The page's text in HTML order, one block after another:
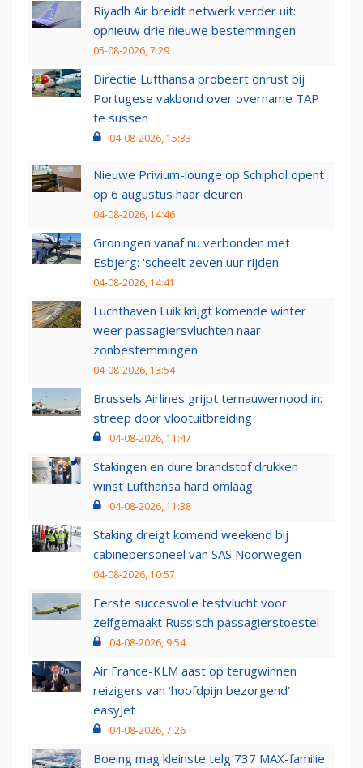
Riyadh Air breidt netwerk verder uit:
opnieuw drie nieuwe bestemmingen
05-08-2026, 7:29
Directie Lufthansa probeert onrust bij
Portugese vakbond over overname TAP
te sussen
04-08-2026, 15:33
Nieuwe Privium-lounge op Schiphol opent
op 6 augustus haar deuren
04-08-2026, 14:46
Groningen vanaf nu verbonden met
Esbjerg: 'scheelt zeven uur rijden'
04-08-2026, 14:41
Luchthaven Luik krijgt komende winter
weer passagiersvluchten naar
zonbestemmingen
04-08-2026, 13:54
Brussels Airlines grijpt ternauwernood in:
streep door vlootuitbreiding
04-08-2026, 11:47
Stakingen en dure brandstof drukken
winst Lufthansa hard omlaag
04-08-2026, 11:38
Staking dreigt komend weekend bij
cabinepersoneel van SAS Noorwegen
04-08-2026, 10:57
Eerste succesvolle testvlucht voor
zelfgemaakt Russisch passagierstoestel
04-08-2026, 9:54
Air France-KLM aast op terugwinnen
reizigers van ‘hoofdpijn bezorgend’
easyJet
04-08-2026, 7:26
Boeing mag kleinste telg 737 MAX-familie